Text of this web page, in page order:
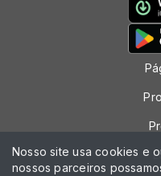
Nosso site usa cookies e
nossos parceiros